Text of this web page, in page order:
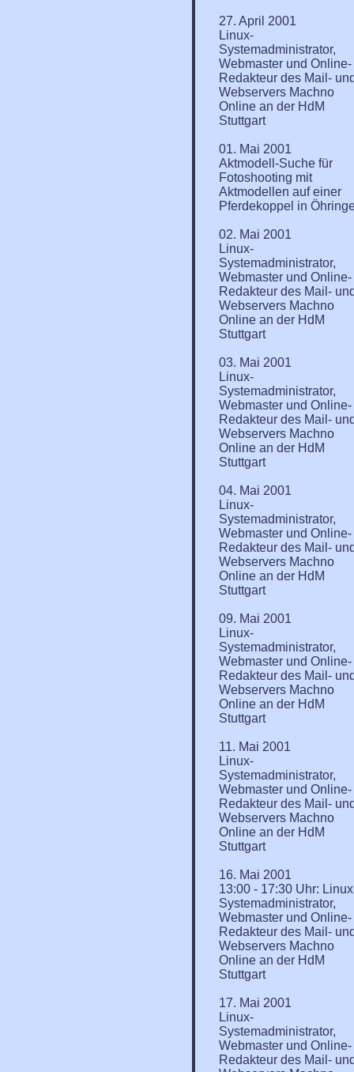
27. April 2001
Linux-
Systemadministrator,
Webmaster und Online-
Redakteur des Mail-
Webservers Machno
Online an der HdM
Stuttgart
01. Mai 2001
Aktmodell-Suche für
Fotoshooting mit
Aktmodellen auf einer
Pferdekoppel in
02. Mai 2001
Linux-
Systemadministrator,
Webmaster und Online-
Redakteur des Mail-
Webservers Machno
Online an der HdM
Stuttgart
03. Mai 2001
Linux-
Systemadministrator,
Webmaster und Online-
Redakteur des Mail-
Webservers Machno
Online an der HdM
Stuttgart
04. Mai 2001
Linux-
Systemadministrator,
Webmaster und Online-
Redakteur des Mail-
Webservers Machno
Online an der HdM
Stuttgart
09. Mai 2001
Linux-
Systemadministrator,
Webmaster und Online-
Redakteur des Mail-
Webservers Machno
Online an der HdM
Stuttgart
11. Mai 2001
Linux-
Systemadministrator,
Webmaster und Online-
Redakteur des Mail-
Webservers Machno
Online an der HdM
Stuttgart
16. Mai 2001
13:00 - 17:30 Uhr:
Systemadministrator,
Webmaster und Online-
Redakteur des Mail-
Webservers Machno
Online an der HdM
Stuttgart
17. Mai 2001
Linux-
Systemadministrator,
Webmaster und Online-
Redakteur des Mail-